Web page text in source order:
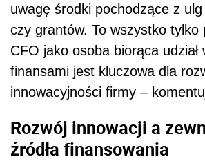
uwagę środki pochodzące z
czy grantów. To wszystko tylko
CFO jako osoba biorąca udział
finansami jest kluczowa dla
innowacyjności firmy –
Rozwój innowacji a
źródła finansowania